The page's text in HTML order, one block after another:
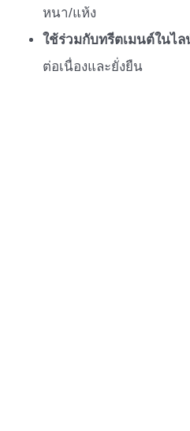
หนา/แห้ง
ใช้ร่วมกับทรีตเมนต์ในไล
ต่อเนื่องและยั่งยืน